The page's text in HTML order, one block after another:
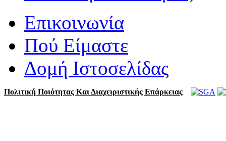
Επικοινωνία
Πού Είμαστε
Δομή Ιστοσελίδας
Πολιτική Ποιότητας Και Διαχειριστικής Επάρκειας